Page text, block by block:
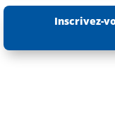
Inscrivez-